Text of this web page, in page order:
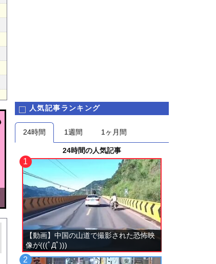
人気記事ランキング
24時間 1週間 1ヶ月間
24時間の人気記事
【動画】中国の山道で撮影された恐怖映
像が(((ﾟДﾟ)))